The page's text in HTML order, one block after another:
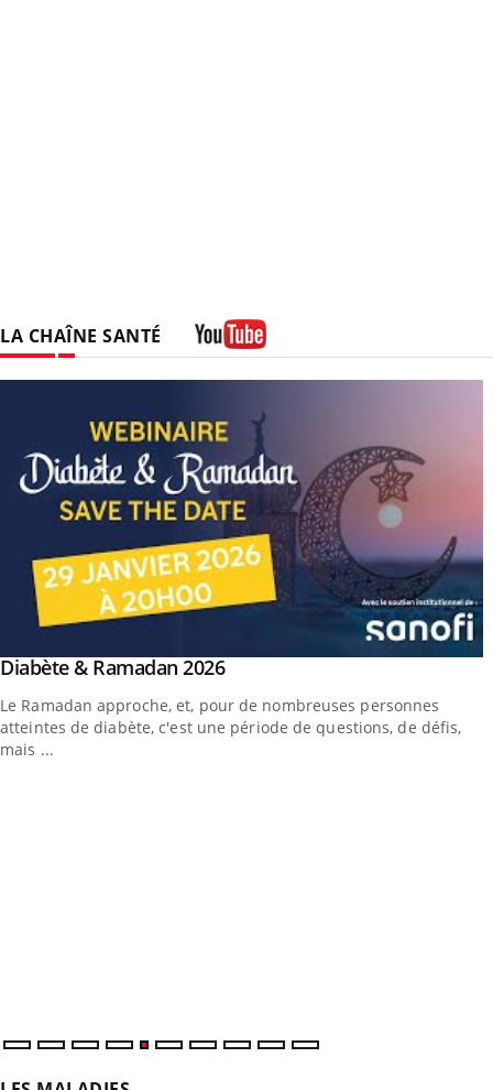
LA CHAÎNE SANTÉ
Youtube
Diabète & Ramadan 2026Youtube
Le Ramadan approche, et, pour de nombreuses personnes
atteintes de diabète, c'est une période de questions, de défis,
mais ...
Youtube
Un « jumeau numérique » pour faciliter l’accès à la
Un établissement lié à un groupe mutualiste innove en matière
de bilan de santé : l'utilisation d'un « jumeau numérique »